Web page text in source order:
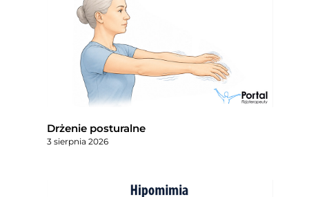
Drżenie posturalne
3 sierpnia 2026